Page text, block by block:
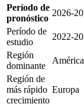
Período de
pronóstico
2026-
Período de
estudio
2022-
Región
dominante
Región de
más rápido
crecimiento
Europa